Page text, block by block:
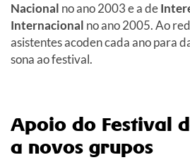
Nacional no ano 2003 e a de
Internacional no ano 2005. Ao
asistentes acoden cada ano para
sona ao festival.
Apoio do Festival
a novos grupos